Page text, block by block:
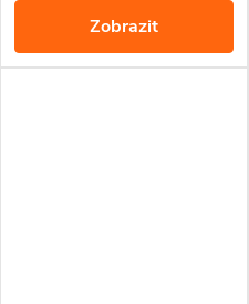
Zajišťuje krásnou barvu květů.
Je určený pro použití při
pěstování všech druhů
Zobrazit